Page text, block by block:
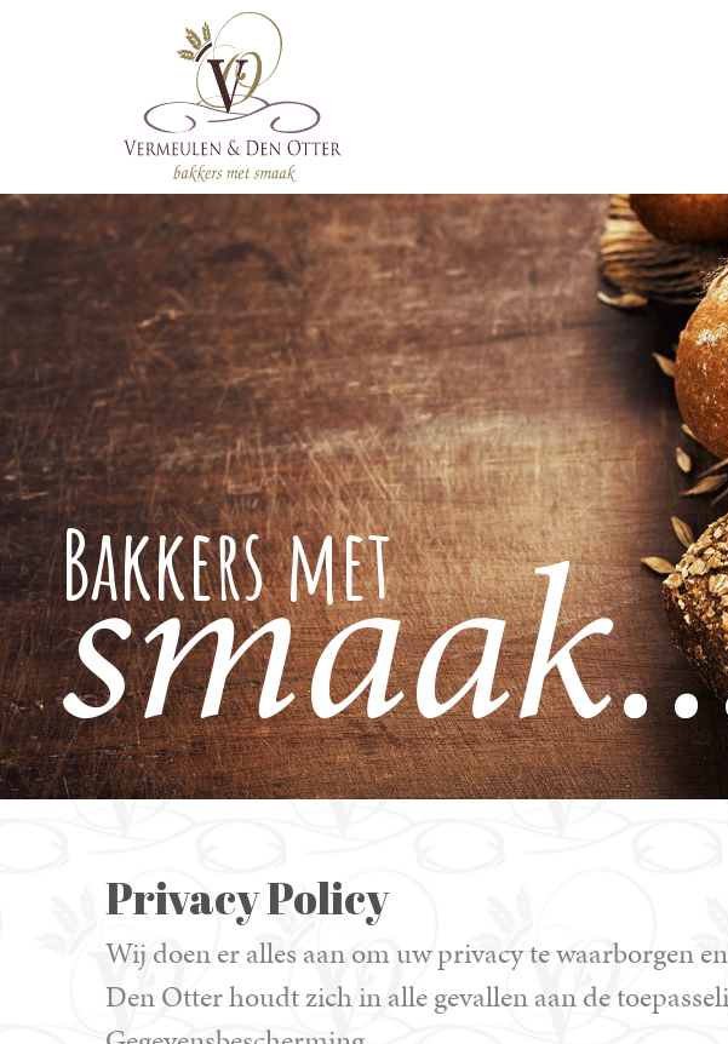
Bakkers met
Privacy Policy
Wij doen er alles aan om uw privacy te waarborgen
Den Otter houdt zich in alle gevallen aan de